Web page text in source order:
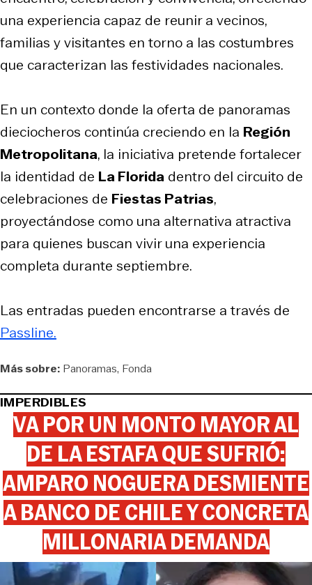
una experiencia capaz de reunir a vecinos,
familias y visitantes en torno a las costumbres
que caracterizan las festividades nacionales.
En un contexto donde la oferta de panoramas
dieciocheros continúa creciendo en la Región
Metropolitana, la iniciativa pretende fortalecer
la identidad de La Florida dentro del circuito de
celebraciones de Fiestas Patrias,
proyectándose como una alternativa atractiva
para quienes buscan vivir una experiencia
completa durante septiembre.
Las entradas pueden encontrarse a través de
Passline.
Más sobre: Panoramas Fonda
IMPERDIBLES
VA POR UN MONTO MAYOR AL
DE LA ESTAFA QUE SUFRIÓ:
AMPARO NOGUERA DESMIENTE
A BANCO DE CHILE Y CONCRETA
MILLONARIA DEMANDA